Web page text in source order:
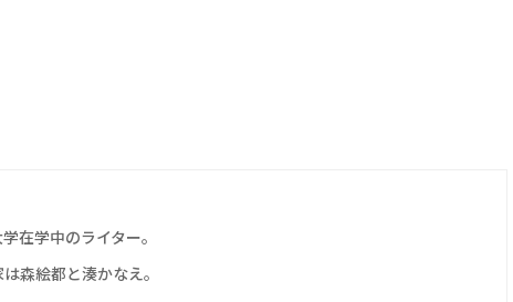
在学中のライター。
森絵都と湊かなえ。